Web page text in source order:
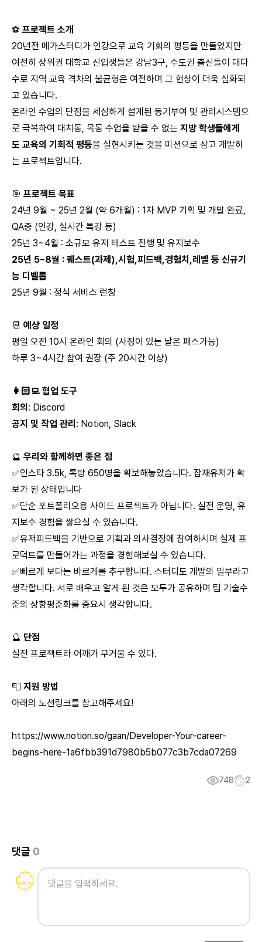
⚽ 프로젝트 소개
20년전 메가스터디가 인강으로 교육 기회의 평등을 만들었지만
여전히 상위권 대학교 신입생들은 강남3구, 수도권 출신들이 대다
수로 지역 교육 격차의 불균형은 여전하며 그 현상이 더욱 심화되
고 있습니다.
온라인 수업의 단점을 세심하게 설계된 동기부여 및 관리시스템으
로 극복하여 대치동, 목동 수업을 받을 수 없는 지방 학생들에게
도 교육의 기회적 평등을 실현시키는 것을 미션으로 삼고 개발하
는 프로젝트입니다.
🎯 프로젝트 목표
24년 9월 ~ 25년 2월 (약 6개월) : 1차 MVP 기획 및 개발 완료,
QA중 (인강, 실시간 특강 등)
25년 3~4월 : 소규모 유저 테스트 진행 및 유지보수
25년 5~8월 : 퀘스트(과제),시험,피드백,경험치,레벨 등 신규기
능 디벨롭
25년 9월 : 정식 서비스 런칭
📆 예상 일정
평일 오전 10시 온라인 회의 (사정이 있는 날은 패스가능)
하루 3~4시간 참여 권장 (주 20시간 이상)
👩🏻‍💻 협업 도구
회의 : Discord
공지 및 작업 관리 : Notion, Slack
🔮 우리와 함께하면 좋은 점
✅인스타 3.5k, 톡방 650명을 확보해놓았습니다. 잠재유저가 확
보가 된 상태입니다
✅단순 포트폴리오용 사이드 프로젝트가 아닙니다. 실전 운영, 유
지보수 경험을 쌓으실 수 있습니다.
✅유저피드백을 기반으로 기획과 의사결정에 참여하시며 실제 프
로덕트를 만들어가는 과정을 경험해보실 수 있습니다.
✅빠르게 보다는 바르게를 추구합니다. 스터디도 개발의 일부라고
생각합니다. 서로 배우고 알게 된 것은 모두가 공유하며 팀 기술수
준의 상향평준화를 중요시 생각합니다.
🔮 단점
실전 프로젝트라 어깨가 무거울 수 있다.
📮 지원 방법
아래의 노션링크를 참고해주세요!
https://www.notion.so/gaan/Developer-Your-career-
begins-here-1a6fbb391d7980b5b077c3b7cda07269
748 2
댓글 0